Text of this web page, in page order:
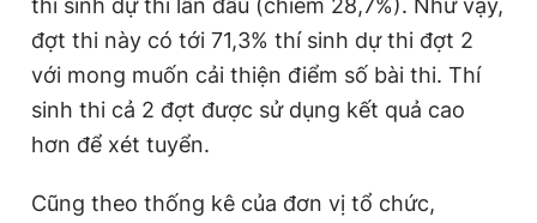
thí sinh dự thi lần đầu (chiếm 28,7%). Như vậy,
đợt thi này có tới 71,3% thí sinh dự thi đợt 2
với mong muốn cải thiện điểm số bài thi. Thí
sinh thi cả 2 đợt được sử dụng kết quả cao
hơn để xét tuyển.
Cũng theo thống kê của đơn vị tổ chức,